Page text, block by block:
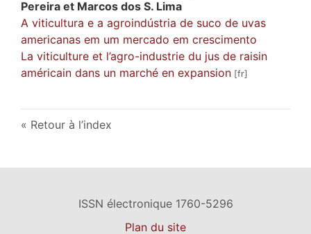
Pereira et Marcos dos S. Lima
A viticultura e a agroindústria de suco de uvas
americanas em um mercado em crescimento
La viticulture et l’agro-industrie du jus de raisin
américain dans un marché en expansion
Retour à l’index
ISSN électronique 1760-5296
Plan du site